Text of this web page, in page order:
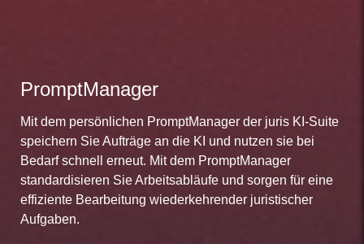
PromptManager
Mit dem persönlichen PromptManager der juris KI-Suite
speichern Sie Aufträge an die KI und nutzen sie bei
Bedarf schnell erneut. Mit dem PromptManager
standardisieren Sie Arbeitsabläufe und sorgen für eine
effiziente Bearbeitung wiederkehrender juristischer
Aufgaben.